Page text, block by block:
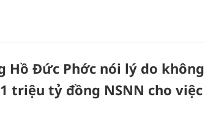
Hồ Đức Phớc nói lý do không
triệu tỷ đồng NSNN cho việc